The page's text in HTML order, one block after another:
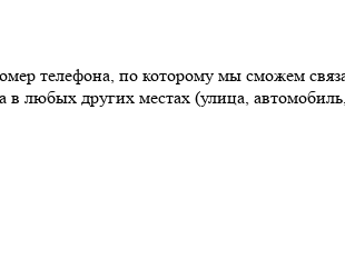
телефона, по которому мы сможем
в любых других местах (улица,